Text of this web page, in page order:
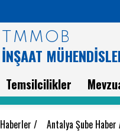
TMMOB
İNŞAAT
Temsilcilikler
Haberler / Antalya Şube Haber